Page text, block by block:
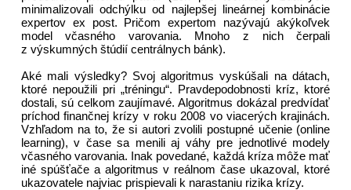
minimalizovali odchýlku od najlepšej lineárnej kombinácie
expertov ex post. Pričom expertom nazývajú akýkoľvek
model včasného varovania. Mnoho z nich čerpali
z výskumných štúdií centrálnych bánk).
Aké mali výsledky? Svoj algoritmus vyskúšali na dátach,
ktoré nepoužili pri „tréningu“. Pravdepodobnosti kríz, ktoré
dostali, sú celkom zaujímavé. Algoritmus dokázal predvídať
príchod finančnej krízy v roku 2008 vo viacerých krajinách.
Vzhľadom na to, že si autori zvolili postupné učenie (online
learning), v čase sa menili aj váhy pre jednotlivé modely
včasného varovania. Inak povedané, každá kríza môže mať
iné spúšťače a algoritmus v reálnom čase ukazoval, ktoré
ukazovatele najviac prispievali k narastaniu rizika krízy.